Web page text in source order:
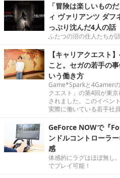
「冒険は楽しいもの
ィ ヴァリアンツ ダ
っぷり沈んだ4人の話
ふたつの沼の住人たちが
【キャリアクエスト
こと。セガの若手の
いう働き方
Game*Sparkと4Gamer
クエスト」の第4回が東
されました。このイベン
実際に働いている若手社
GeForce NOWで『
ンドルコントローラ
感
体感的にラグはほぼ無し
でプレイ可能！